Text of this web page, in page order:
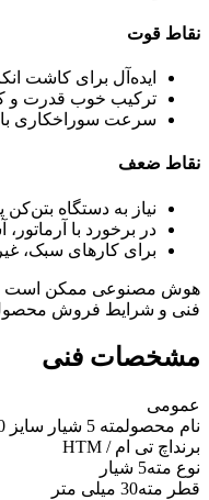
نقاط قوت
ایده‌آل برای کاشت
ترکیب خوب قدرت و
سرعت سوراخکاری
نقاط ضعف
نیاز به دستگاه بتن‌کن
در برخورد با
برای کارهای سبک،
هوش مصنوعی ممکن است
فنی و شرایط فروش
مشخصات فنی
عمومی
نام محصولمته 5 شیار سایز 30 HTM
برند اچ تی ام / HTM
نوع مته5 شیار
قطر مته30 میلی متر